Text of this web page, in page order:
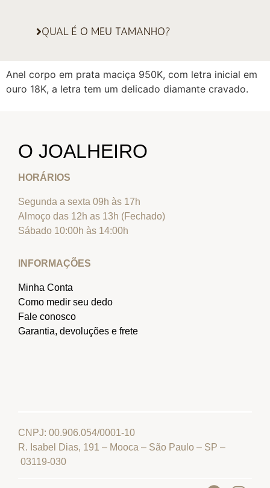
QUAL É O MEU TAMANHO?
Anel corpo em prata maciça 950K, com letra inicial em
ouro 18K, a letra tem um delicado diamante cravado.
O JOALHEIRO
HORÁRIOS
Segunda a sexta 09h às 17h
Almoço das 12h as 13h (Fechado)
Sábado 10:00h às 14:00h
INFORMAÇÕES
Minha Conta
Como medir seu dedo
Fale conosco
Garantia, devoluções e frete
CNPJ: 00.906.054/0001-10
R. Isabel Dias, 191 – Mooca – São Paulo – SP –
03119-030